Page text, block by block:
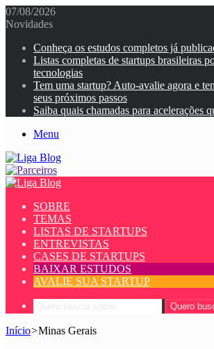
07/08/2026
Novidades
Conheça os estudos completos já
Listas completas de startups brasileiras
tecnologias
Tem uma startup? Auto-avalie agora e
seus próximos passos
Saiba quais chamadas para acelerações
Menu
SOBRE
TEMAS
LISTAS DE STARTUPS
ENTREVISTAS
CASES DE STARTUPS
BAIXAR ESTUDOS
AVALIE SUA STARTUP
Quero
Início>Minas Gerais